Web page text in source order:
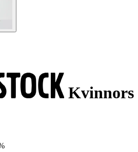
Kvinnors